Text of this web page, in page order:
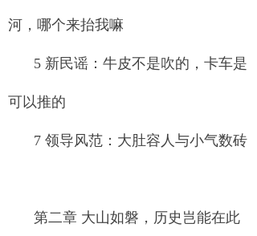
河，哪个来抬我嘛
5 新民谣：牛皮不是吹的，卡车是
可以推的
7 领导风范：大肚容人与小气数砖
第二章 大山如磐，历史岂能在此